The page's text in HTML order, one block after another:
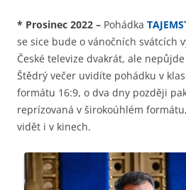
* Prosinec 2022 – Pohádka
se sice bude o vánočních svátcích
České televize dvakrát, ale
Štědrý večer uvidíte pohádku v
formátu 16:9, o dva dny později
reprízovaná v širokoúhlém
vidět i v kinech.